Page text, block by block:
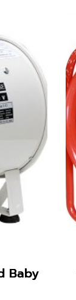
Baby